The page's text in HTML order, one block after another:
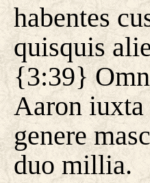
habentes
quisquis
{3:39}
Aaron
genere
duo millia.